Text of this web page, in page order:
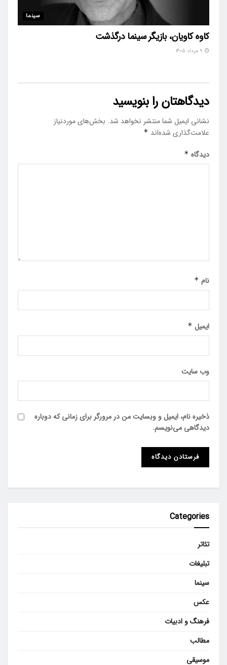
سینما
کاوه کاویان، بازیگر سینما درگذشت
دیدگاهتان را بنویسید
نشانی ایمیل شما منتشر نخواهد شد. بخش‌های موردنیاز
علامت‌گذاری شده‌اند *
دیدگاه *
نام *
ایمیل *
وب‌ سایت
ذخیره نام، ایمیل و وبسایت من در مرورگر برای زمانی که دوباره
دیدگاهی می‌نویسم.
Categories
تئاتر
تبلیغات
سینما
عکس
فرهنگ و ادبیات
مطالب
موسیقی